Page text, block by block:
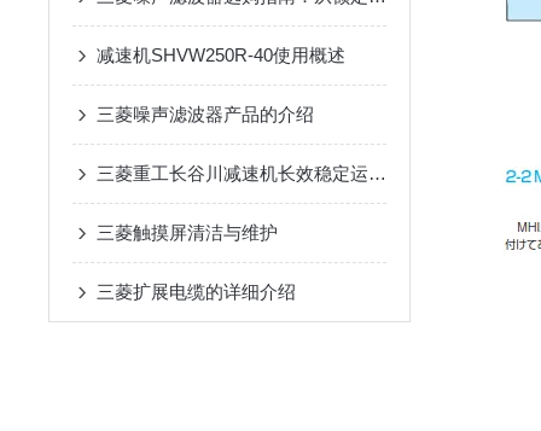
减速机SHVW250R-40使用概述
三菱噪声滤波器产品的介绍
三菱重工长谷川减速机长效稳定运行在自动化输送设备中的应用
三菱触摸屏清洁与维护
三菱扩展电缆的详细介绍